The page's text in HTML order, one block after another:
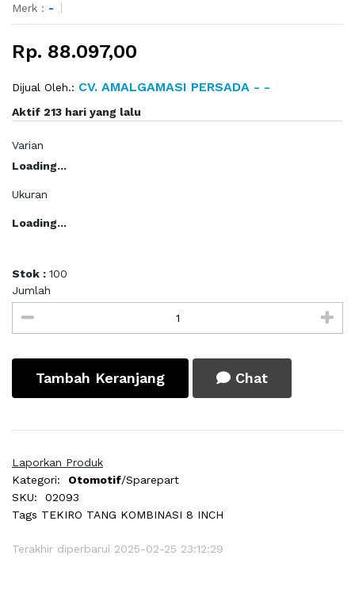
Merk : -
Rp. 88.097,00
Dijual Oleh.: CV. AMALGAMASI PERSADA - -
Aktif 213 hari yang lalu
Varian
Loading...
Ukuran
Loading...
Stok : 100
Jumlah
Tambah Keranjang Chat
Laporkan Produk
Kategori:
Otomotif/Sparepart
SKU:
02093
Tags TEKIRO TANG KOMBINASI 8 INCH
Terakhir diperbarui 2025-02-25 23:12:29